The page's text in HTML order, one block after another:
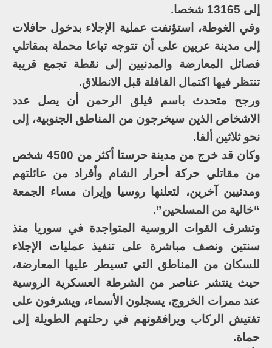
إلى 13165 شخصا.
وفي الغوطة، استؤنفت عملية الإجلاء بدخول حافلات
إلى مدينة عربين على أن تتوجه تباعا محملة بمقاتلي
فصائل المعارضة والمدنيين إلى نقطة تجمع قريبة
تنتظر فيها اكتمال القافلة قبل الانطلاق.
ورجح متحدث باسم فيلق الرحمن أن يصل عدد
الاشخاص الذين سيخرجون من المناطق الجنوبية، إلى
نحو ثلاثين ألفا.
وكان قد خرج من مدينة حرستا أكثر من 4500 شخص
من مقاتلي حركة أحرار الشام وأفراد من عائلتهم
ومدنيين آخرين، لتعلنها روسيا وإيران مساء الجمعة
“خالية من المسلحين”.
وتشرف القوات الروسية المتواجدة في سوريا منذ
سنتين ونصف مباشرة على تنفيذ عمليات الإجلاء
للسكان من المناطق التي تسيطر عليها المعارضة،
حيث ينتشر عناصر من الشرطة العسكرية الروسية
عند ممرات الخروج، يسجلون الأسماء، ويشرفون على
تفتيش الركاب ويرافقونهم في رحلتهم الطويلة إلى
حماة.